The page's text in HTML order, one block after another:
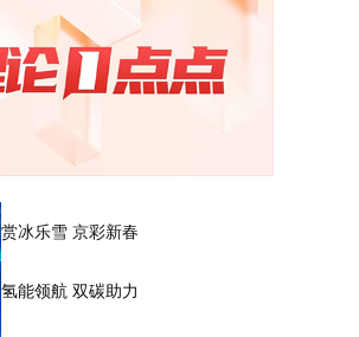
赏冰乐雪 京彩新春
氢能领航 双碳助力